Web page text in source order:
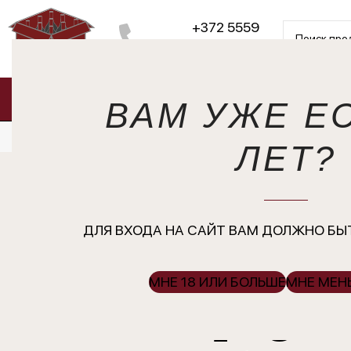
ВАМ УЖЕ
ЛЕТ?
ДЛЯ ВХОДА НА САЙТ ВАМ ДОЛЖНО
МНЕ 18 ИЛИ БОЛЬШЕМНЕ
+372 5559
Sirvi kategooriaid Магазин О нас
Русский
Dom
Champagne